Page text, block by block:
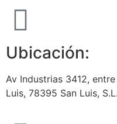
Ubicación:
Av Industrias 3412,
Luis, 78395 San Luis,